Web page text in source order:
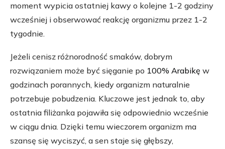
moment wypicia ostatniej kawy o kolejne 1-2 godziny
wcześniej i obserwować reakcję organizmu przez 1-2
tygodnie.
Jeżeli cenisz różnorodność smaków, dobrym
rozwiązaniem może być sięganie po 100% Arabikę w
godzinach porannych, kiedy organizm naturalnie
potrzebuje pobudzenia. Kluczowe jest jednak to, aby
ostatnia filiżanka pojawiła się odpowiednio wcześnie
w ciągu dnia. Dzięki temu wieczorem organizm ma
szansę się wyciszyć, a sen staje się głębszy,